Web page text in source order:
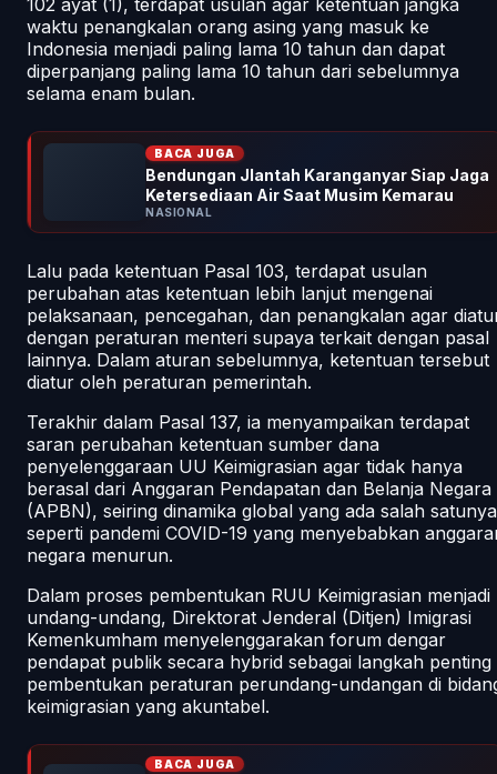
waktu penangkalan orang asing yang masuk ke
Indonesia menjadi paling lama 10 tahun dan dapat
diperpanjang paling lama 10 tahun dari sebelumnya
selama enam bulan.
BACA JUGA
Bendungan Jlantah Karanganyar Siap Jaga
Ketersediaan Air Saat Musim Kemarau
NASIONAL
Lalu pada ketentuan Pasal 103, terdapat usulan
perubahan atas ketentuan lebih lanjut mengenai
pelaksanaan, pencegahan, dan penangkalan agar
dengan peraturan menteri supaya terkait dengan pasal
lainnya. Dalam aturan sebelumnya, ketentuan tersebut
diatur oleh peraturan pemerintah.
Terakhir dalam Pasal 137, ia menyampaikan terdapat
saran perubahan ketentuan sumber dana
penyelenggaraan UU Keimigrasian agar tidak hanya
berasal dari Anggaran Pendapatan dan Belanja Negara
(APBN), seiring dinamika global yang ada salah satunya
seperti pandemi COVID-19 yang menyebabkan
negara menurun.
Dalam proses pembentukan RUU Keimigrasian menjadi
undang-undang, Direktorat Jenderal (Ditjen) Imigrasi
Kemenkumham menyelenggarakan forum dengar
pendapat publik secara hybrid sebagai langkah penting
pembentukan peraturan perundang-undangan di
keimigrasian yang akuntabel.
BACA JUGA